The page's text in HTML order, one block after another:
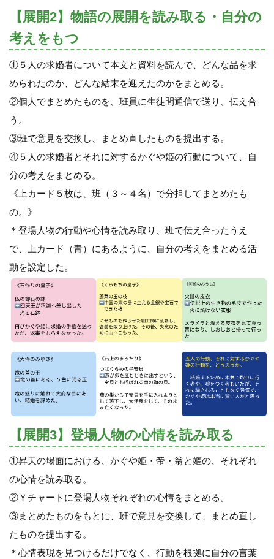
【展開2】物語の展開を読み取る・自分の
考えをもつ
①５人の求婚者について本文と資料を読んで、どんな品を求
められたのか、どんな結末を迎えたのかをまとめる。
②個人でまとめたものを、班員に生徒間通信で送り、伝え合
う。
③班で意見を交換し、まとめ直したものを提出する。
④５人の求婚者とそれに対するかぐや姫の行動について、自
分の考えをまとめる。
《上カード５枚は、班（３～４名）で分担してまとめたも
の。》
＊登場人物の行動や心情を読み取り、班で伝え合ったうえ
で、上カード（青）にあるように、自分の考えをまとめる活
動を設定した。
【展開3】登場人物の心情を読み取る
①昇天の場面における、かぐや姫・帝・翁と嫗の、それぞれ
の心情を読み取る。
②Ｙチャートに登場人物それぞれの心情をまとめる。
③まとめたものをもとに、班で意見を交換して、まとめ直し
たものを提出する。
＊心情表現を見つけるだけでなく、行動を根拠に自分の言葉